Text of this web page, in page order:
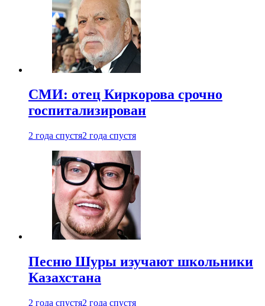
СМИ: отец Киркорова срочно
госпитализирован
2 года спустя2 года спустя
Песню Шуры изучают школьники
Казахстана
2 года спустя2 года спустя